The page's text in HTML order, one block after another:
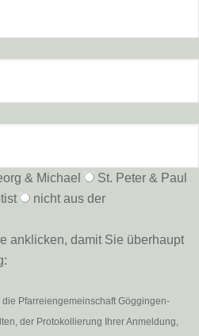
& Michael
St. Peter & Paul
nicht aus der
anklicken, damit Sie überhaupt
Pfarreiengemeinschaft Göggingen-
der Protokollierung Ihrer Anmeldung,